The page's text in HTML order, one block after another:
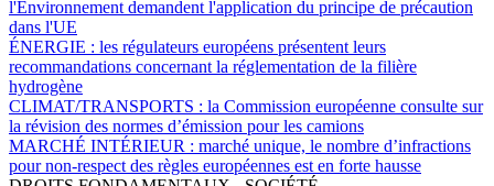
l'Environnement demandent l'application du principe de précaution
dans l'UE
ÉNERGIE : les régulateurs européens présentent leurs
recommandations concernant la réglementation de la filière
hydrogène
CLIMAT/TRANSPORTS : la Commission européenne consulte sur
la révision des normes d’émission pour les camions
MARCHÉ INTÉRIEUR : marché unique, le nombre d’infractions
pour non-respect des règles européennes est en forte hausse